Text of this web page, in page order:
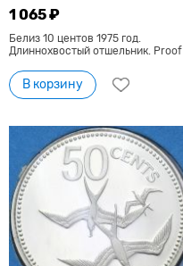
1 065 ₽
Белиз 10 центов 1975 год.
Длиннохвостый отшельник. Proof
В корзину